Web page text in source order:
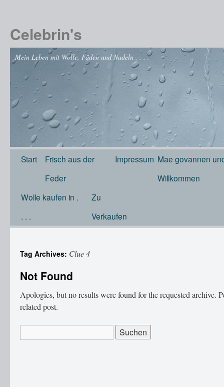
Celebrin's
Mein Leben mit Wolle, Fäden und Nadeln . . . .
Start
Frisch aus der
Feder
Impressum Mae govannen
Willkommen
Wolle kaufen in .
. . .
Zu
Verkaufen
Tag Archives: Clue 4
Not Found
Apologies, but no results were found for the requested archive.
related post.